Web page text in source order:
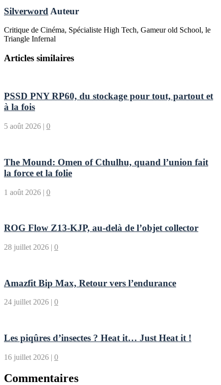
Silverword Auteur
Critique de Cinéma, Spécialiste High Tech, Gameur old School, le
Triangle Infernal
Articles similaires
PSSD PNY RP60, du stockage pour tout, partout et
à la fois
5 août 2026 | 0
The Mound: Omen of Cthulhu, quand l’union fait
la force et la folie
1 août 2026 | 0
ROG Flow Z13-KJP, au-delà de l’objet collector
28 juillet 2026 | 0
Amazfit Bip Max, Retour vers l’endurance
24 juillet 2026 | 0
Les piqûres d’insectes ? Heat it… Just Heat it !
16 juillet 2026 | 0
Commentaires